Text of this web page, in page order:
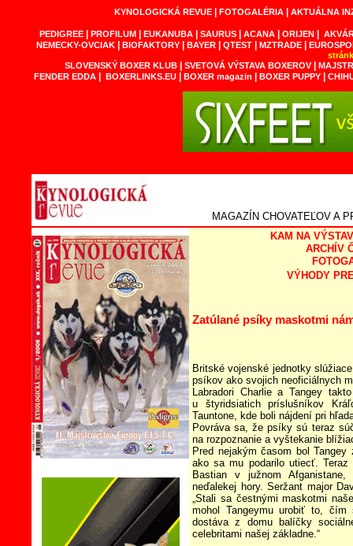
KYNOLOGICKÁ REVUE| FOTOGALÉRIA|
AKTUÁLNA
PEDIGREE| PROFILUM| EUKANUBA| SAURUS| ACANA| ORIJEN|
NEMECKY-OVCIAK| BIOFAKTORY BAYER QTEST MZTRADE
SLOVENSKÝ BOXER KLUB
SVETOVÁ VÝSTAVA BOXEROV
FENDER EDDA
BOXERLINKS.EU| BOXER magazin BOXER PUPPY|
MAGAZÍN CHOVATEĽOV A
KAM NA
ARCHÍV
VÝHODY
Zatúlané psíky maskotmi
Britské vojenské jednotky
psíkov ako svojich neoficiálnych
Labradori Charlie a Tangey
u štyridsiatich príslušníkov
Tauntone, kde boli nájdení pri
Povráva sa, že psíky sú teraz
na rozpoznanie a vyštekanie
Pred nejakým časom bol
ako sa mu podarilo utiecť.
Bastian v južnom
neďalekej hory. Seržant major
„Stali sa čestnými maskotmi
mohol Tangeymu urobiť to,
dostáva z domu balíčky
celebritami našej základne.“